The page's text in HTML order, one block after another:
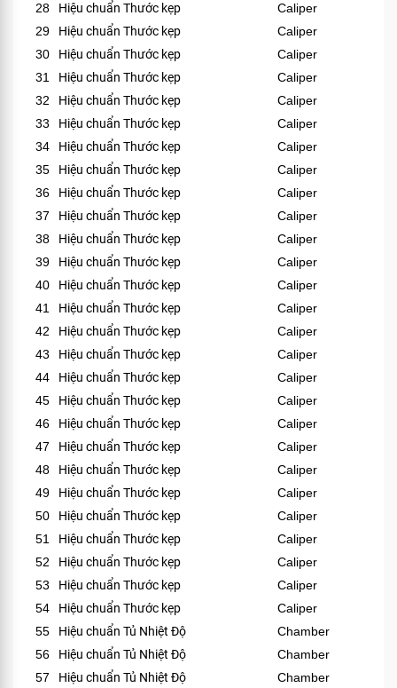
28
Hiệu chuẩn Thước kẹp
Caliper
29
Hiệu chuẩn Thước kẹp
Caliper
30
Hiệu chuẩn Thước kẹp
Caliper
31
Hiệu chuẩn Thước kẹp
Caliper
32
Hiệu chuẩn Thước kẹp
Caliper
33
Hiệu chuẩn Thước kẹp
Caliper
34
Hiệu chuẩn Thước kẹp
Caliper
35
Hiệu chuẩn Thước kẹp
Caliper
36
Hiệu chuẩn Thước kẹp
Caliper
37
Hiệu chuẩn Thước kẹp
Caliper
38
Hiệu chuẩn Thước kẹp
Caliper
39
Hiệu chuẩn Thước kẹp
Caliper
40
Hiệu chuẩn Thước kẹp
Caliper
41
Hiệu chuẩn Thước kẹp
Caliper
42
Hiệu chuẩn Thước kẹp
Caliper
43
Hiệu chuẩn Thước kẹp
Caliper
44
Hiệu chuẩn Thước kẹp
Caliper
45
Hiệu chuẩn Thước kẹp
Caliper
46
Hiệu chuẩn Thước kẹp
Caliper
47
Hiệu chuẩn Thước kẹp
Caliper
48
Hiệu chuẩn Thước kẹp
Caliper
49
Hiệu chuẩn Thước kẹp
Caliper
50
Hiệu chuẩn Thước kẹp
Caliper
51
Hiệu chuẩn Thước kẹp
Caliper
52
Hiệu chuẩn Thước kẹp
Caliper
53
Hiệu chuẩn Thước kẹp
Caliper
54
Hiệu chuẩn Thước kẹp
Caliper
55
Hiệu chuẩn Tủ Nhiệt Độ
Chamber
56
Hiệu chuẩn Tủ Nhiệt Độ
Chamber
57
Hiệu chuẩn Tủ Nhiệt Độ
Chamber